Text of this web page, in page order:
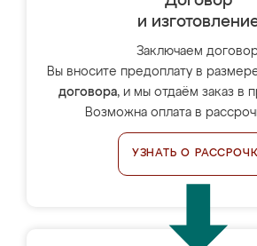
и
Заключаем
Вы вносите предоплату в
договора, и мы отдаём заказ в
Возможна оплата в
УЗНАТЬ О